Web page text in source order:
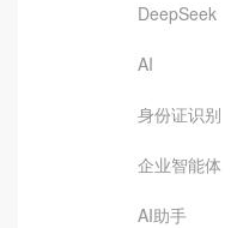
DeepSeek
AI
身份证识别
企业智能体
AI助手